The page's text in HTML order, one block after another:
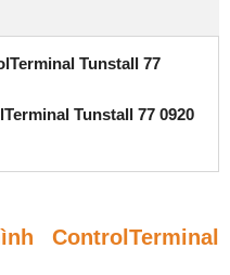
Tunstall 77
Tunstall 77 0920
ControlTerminal